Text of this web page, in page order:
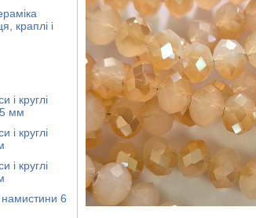
краплі і
і круглі
мм
і круглі
і круглі
намистини 6